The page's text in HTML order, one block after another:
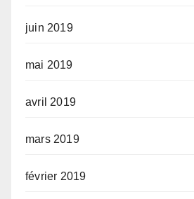
juin 2019
mai 2019
avril 2019
mars 2019
février 2019